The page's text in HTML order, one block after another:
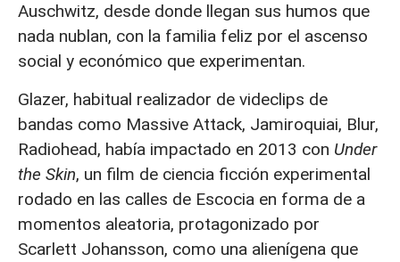
Auschwitz, desde donde llegan sus humos que
nada nublan, con la familia feliz por el ascenso
social y económico que experimentan.
Glazer, habitual realizador de videclips de
bandas como Massive Attack, Jamiroquiai, Blur,
Radiohead, había impactado en 2013 con Under
the Skin, un film de ciencia ficción experimental
rodado en las calles de Escocia en forma de a
momentos aleatoria, protagonizado por
Scarlett Johansson, como una alienígena que